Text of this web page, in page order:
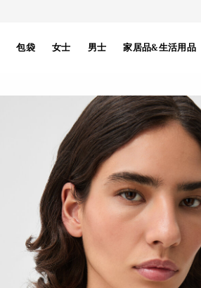
包袋 女士 男士 家居品&生活用品